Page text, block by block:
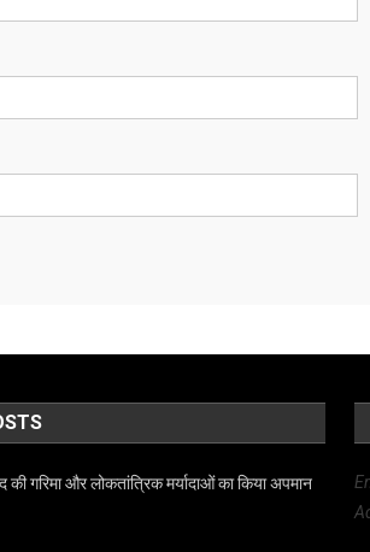
की गरिमा और लोकतांत्रिक मर्यादाओं का किया अपमान